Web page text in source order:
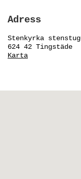
Adress
Stenkyrka
624 42 Tingstäde
Karta